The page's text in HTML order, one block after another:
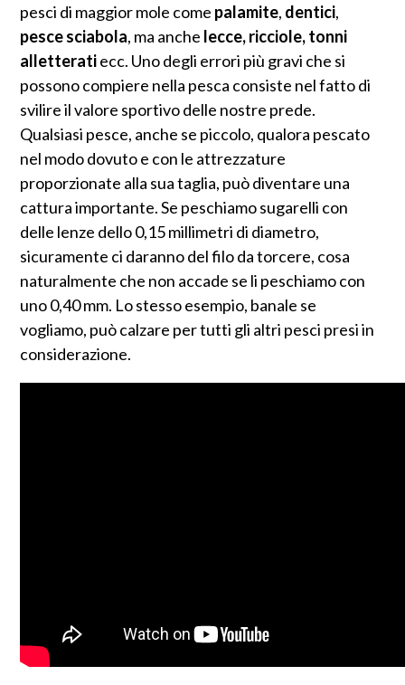
pesci di maggior mole come palamite, dentici,
pesce sciabola, ma anche lecce, ricciole, tonni
alletteratiecc. Uno degli errori più gravi che si
possono compiere nella pesca consiste nel fatto di
svilire il valore sportivo delle nostre prede.
Qualsiasi pesce, anche se piccolo, qualora pescato
nel modo dovuto e con le attrezzature
proporzionate alla sua taglia, può diventare una
cattura importante. Se peschiamo sugarelli con
delle lenze dello 0,15 millimetri di diametro,
sicuramente ci daranno del filo da torcere, cosa
naturalmente che non accade se li peschiamo con
uno 0,40 mm. Lo stesso esempio, banale se
vogliamo, può calzare per tutti gli altri pesci presi in
considerazione.